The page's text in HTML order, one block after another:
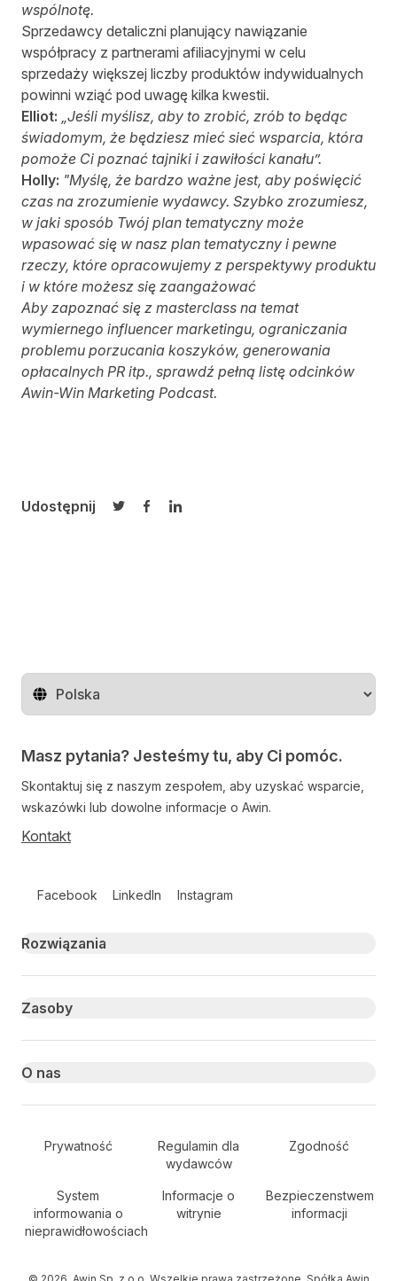
wspólnotę.
Sprzedawcy detaliczni planujący nawiązanie
współpracy z partnerami afiliacyjnymi w celu
sprzedaży większej liczby produktów indywidualnych
powinni wziąć pod uwagę kilka kwestii.
Elliot: „Jeśli myślisz, aby to zrobić, zrób to będąc
świadomym, że będziesz mieć sieć wsparcia, która
pomoże Ci poznać tajniki i zawiłości kanału”.
Holly: "Myślę, że bardzo ważne jest, aby poświęcić
czas na zrozumienie wydawcy. Szybko zrozumiesz,
w jaki sposób Twój plan tematyczny może
wpasować się w nasz plan tematyczny i pewne
rzeczy, które opracowujemy z perspektywy produktu
i w które możesz się zaangażować
Aby zapoznać się z masterclass na temat
wymiernego influencer marketingu, ograniczania
problemu porzucania koszyków, generowania
opłacalnych PR itp., sprawdź pełną listę odcinków
Awin-Win Marketing Podcast.
Udostępnij
Udostępnij na Twitterze
Udostępnij na Facebooku
Udostępnij na LinkedIn
Zmień region
Masz pytania? Jesteśmy tu, aby Ci pomóc.
Skontaktuj się z naszym zespołem, aby uzyskać wsparcie,
wskazówki lub dowolne informacje o Awin.
Kontakt
Facebook LinkedIn Instagram
Primary footer navigation
Rozwiązania
Zasoby
O nas
Secondary Footer Navigation
Prywatność
Regulamin dla
wydawców
Zgodność
System
informowania o
nieprawidłowościach
Informacje o
witrynie
Bezpieczenstwem
informacji